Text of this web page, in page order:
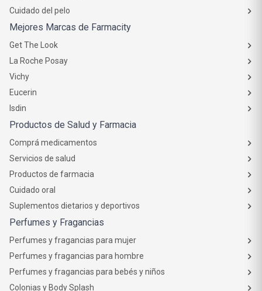
Cuidado del pelo
Mejores Marcas de Farmacity
Get The Look
La Roche Posay
Vichy
Eucerin
Isdin
Productos de Salud y Farmacia
Comprá medicamentos
Servicios de salud
Productos de farmacia
Cuidado oral
Suplementos dietarios y deportivos
Perfumes y Fragancias
Perfumes y fragancias para mujer
Perfumes y fragancias para hombre
Perfumes y fragancias para bebés y niños
Colonias y Body Splash